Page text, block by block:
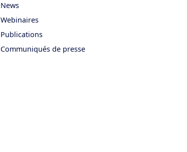
News
Webinaires
Publications
Communiqués de presse